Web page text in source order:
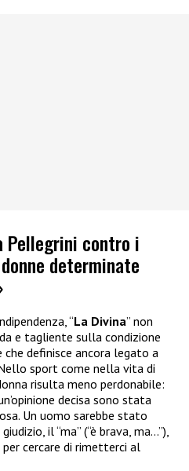
Pellegrini contro i
determinate
“La Divina” non
e tagliente sulla condizione
definisce ancora legato a
sport come nella vita di
risulta meno perdonabile:
decisa sono stata
Un uomo sarebbe stato
il “ma” (“è brava, ma…”),
cercare di rimetterci al